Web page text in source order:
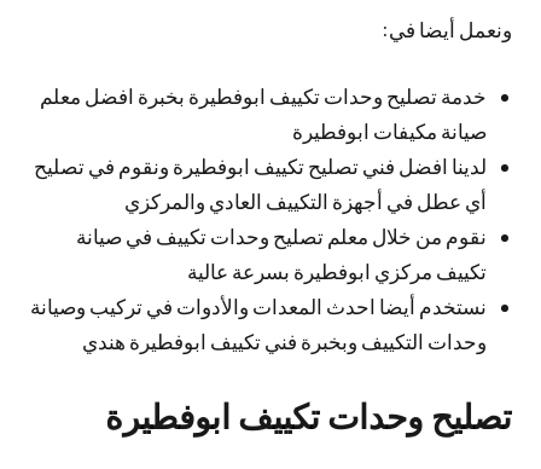
ونعمل أيضا في:
خدمة تصليح وحدات تكييف ابوفطيرة بخبرة افضل معلم
صيانة مكيفات ابوفطيرة
لدينا افضل فني تصليح تكييف ابوفطيرة ونقوم في تصليح
أي عطل في أجهزة التكييف العادي والمركزي
نقوم من خلال معلم تصليح وحدات تكييف في صيانة
تكييف مركزي ابوفطيرة بسرعة عالية
نستخدم أيضا احدث المعدات والأدوات في تركيب وصيانة
وحدات التكييف وبخبرة فني تكييف ابوفطيرة هندي
تصليح وحدات تكييف ابوفطيرة